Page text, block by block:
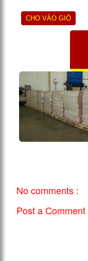
CHO VÀO GIỎ
No comments :
Post a Comment